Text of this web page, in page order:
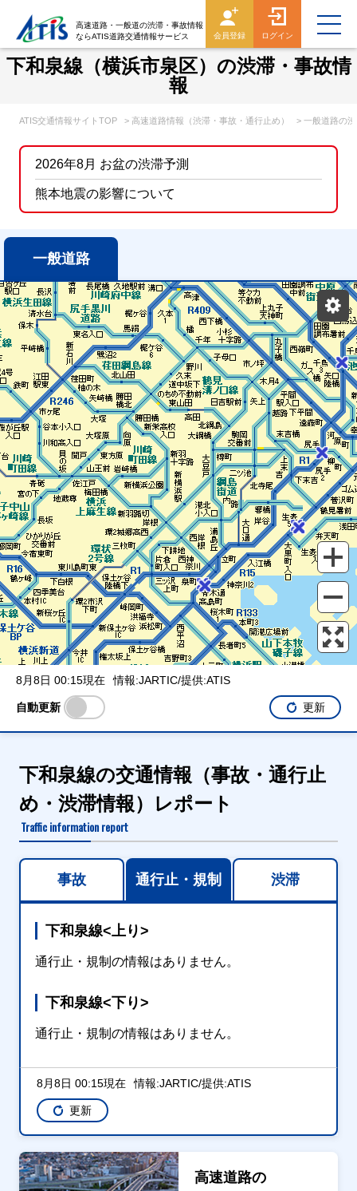
高速道路・一般道の渋滞・事故情報
ならATIS道路交通情報サービス
会員登録 ログイン
下和泉線（横浜市泉区）の渋滞・事故情
報
ATIS交通情報サイトTOP > 高速道路情報（渋滞・事故・通行止め） > 一般道路の
2026年8月 お盆の渋滞予測
熊本地震の影響について
一般道路
表示設定
混雑 渋滞 通行止め
チェーン規制等
調整中
規制情報
事故 通行止め
8月8日 00:15現在 情報:JARTIC/提供:ATIS
自動更新 更新
下和泉線の交通情報（事故・通行止
め・渋滞情報）レポート
Traffic information report
事故 通行止・規制 渋滞
下和泉線<上り>
通行止・規制の情報はありません。
下和泉線<下り>
通行止・規制の情報はありません。
8月8日 00:15現在 情報:JARTIC/提供:ATIS
更新
高速道路の